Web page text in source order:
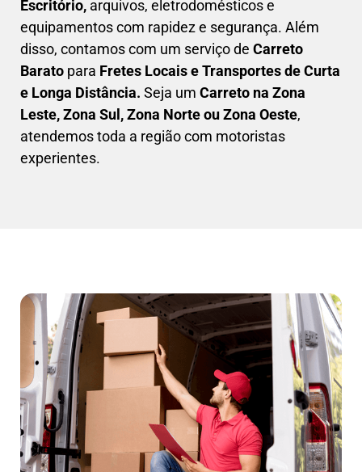
Escritório, arquivos, eletrodomésticos e
equipamentos com rapidez e segurança. Além
disso, contamos com um serviço de Carreto
Barato para Fretes Locais e Transportes de Curta
e Longa Distância. Seja um Carreto na Zona
Leste, Zona Sul, Zona Norte ou Zona Oeste,
atendemos toda a região com motoristas
experientes.